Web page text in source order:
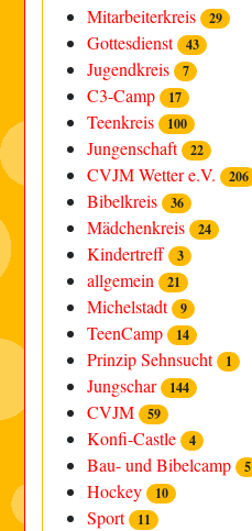
Mitarbeiterkreis 29
Gottesdienst 43
Jugendkreis 7
C3-Camp 17
Teenkreis 100
Jungenschaft 22
CVJM Wetter e.V. 206
Bibelkreis 36
Mädchenkreis 24
Kindertreff 3
allgemein 21
Michelstadt 9
TeenCamp 14
Prinzip Sehnsucht 1
Jungschar 144
CVJM 59
Konfi-Castle 4
Bau- und Bibelcamp 5
Hockey 10
Sport 11